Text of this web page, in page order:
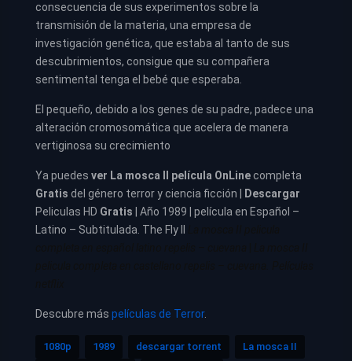
consecuencia de sus experimentos sobre la
transmisión de la materia, una empresa de
investigación genética, que estaba al tanto de sus
descubrimientos, consigue que su compañera
sentimental tenga el bebé que esperaba.
El pequeño, debido a los genes de su padre, padece una
alteración cromosomática que acelera de manera
vertiginosa su crecimiento
Ya puedes ver La mosca II película OnLinecompleta
Gratis del género terror y ciencia ficción |
Descargar
Peliculas HD Gratis | Año 1989 | película en Español –
Latino – Subtitulada. The Fly II
Descubre más películas de Terror.
1080p 1989 descargar torrent
La mosca II